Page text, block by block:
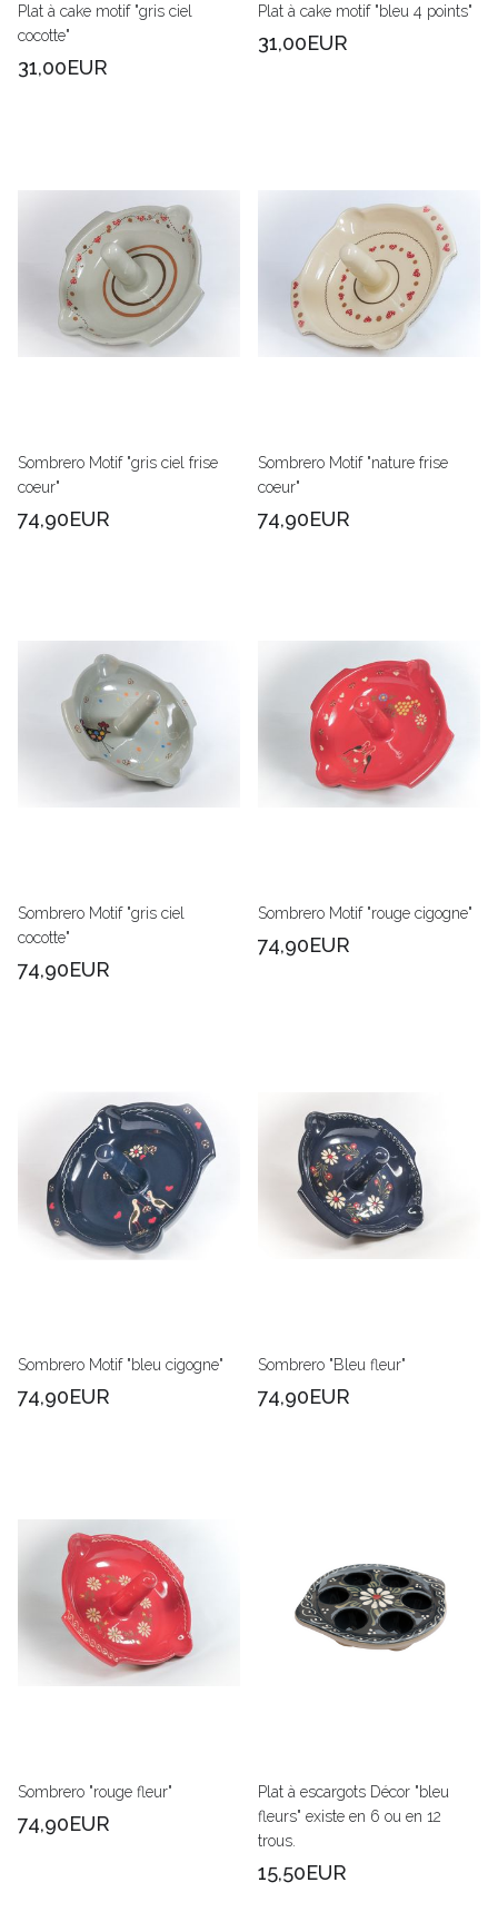
Plat à cake motif "gris ciel
cocotte"
31,00EUR
Plat à cake motif "bleu 4 points"
31,00EUR
Sombrero Motif "gris ciel frise
coeur"
74,90EUR
Sombrero Motif "nature frise
coeur"
74,90EUR
Sombrero Motif "gris ciel
cocotte"
74,90EUR
Sombrero Motif "rouge cigogne"
74,90EUR
Sombrero Motif "bleu cigogne"
74,90EUR
Sombrero "Bleu fleur"
74,90EUR
Sombrero "rouge fleur"
74,90EUR
Plat à escargots Décor "bleu
fleurs" existe en 6 ou en 12
trous.
15,50EUR